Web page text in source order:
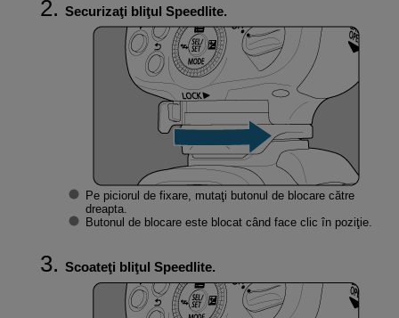
Securizaţi bliţul Speedlite.
Pe piciorul de fixare, mutaţi butonul de blocare către
dreapta.
Butonul de blocare este blocat când face clic în poziţie.
Scoateţi bliţul Speedlite.